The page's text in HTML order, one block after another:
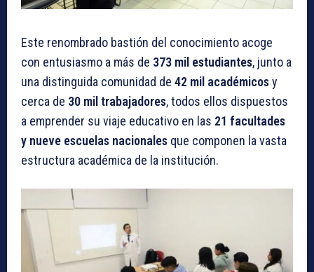
Este renombrado bastión del conocimiento acoge
con entusiasmo a más de 373 mil estudiantes, junto a
una distinguida comunidad de 42 mil académicosy
cerca de 30 mil trabajadores, todos ellos dispuestos
a emprender su viaje educativo en las 21 facultades
y nueve escuelas nacionales que componen la vasta
estructura académica de la institución.